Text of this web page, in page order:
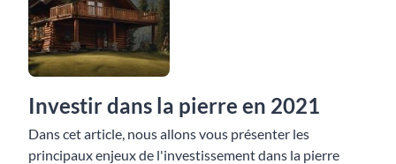
Investir dans la pierre en 2021
Dans cet article, nous allons vous présenter les
principaux enjeux de l'investissement dans la pierre